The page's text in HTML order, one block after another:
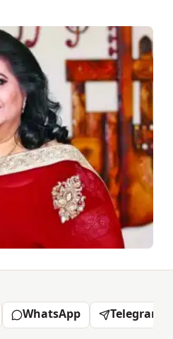
WhatsApp Telegram